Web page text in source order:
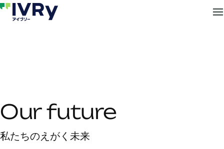
Our future
私たちのえがく未来